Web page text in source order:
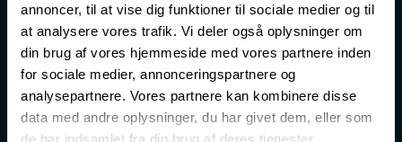
annoncer, til at vise dig funktioner til sociale medier og til
at analysere vores trafik. Vi deler også oplysninger om
din brug af vores hjemmeside med vores partnere inden
for sociale medier, annonceringspartnere og
analysepartnere. Vores partnere kan kombinere disse
data med andre oplysninger, du har givet dem, eller som
LML SPORT - Alt til vand
LML SPORT er en engrosforhandler af alt til vand. Vores
sortiment omfatter f.eks. badetøj, svømmeudstyr, udstyr til
vandleg og vandsport, vandbehandling og teknik samt inventar
til vådrum, sauna & spa. Vores kunder er bl.a. svømmehaller,
badelande, friluftsbade, campingpladser, feriecentre,